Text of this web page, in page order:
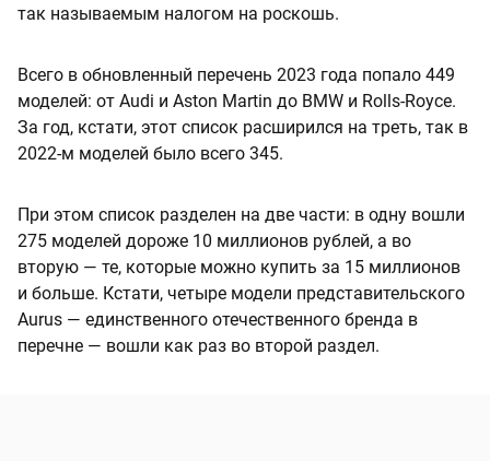
так называемым налогом на роскошь.
Всего в обновленный перечень 2023 года попало 449
моделей: от Audi и Aston Martin до BMW и Rolls-Royce.
За год, кстати, этот список расширился на треть, так в
2022-м моделей было всего 345.
При этом список разделен на две части: в одну вошли
275 моделей дороже 10 миллионов рублей, а во
вторую — те, которые можно купить за 15 миллионов
и больше. Кстати, четыре модели представительского
Aurus — единственного отечественного бренда в
перечне — вошли как раз во второй раздел.